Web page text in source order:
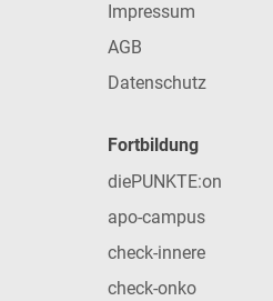
Impressum
AGB
Datenschutz
Fortbildung
diePUNKTE:on
apo-campus
check-innere
check-onko